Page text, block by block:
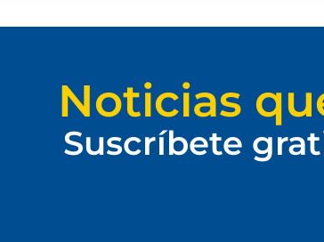
Noticias
Suscríbete